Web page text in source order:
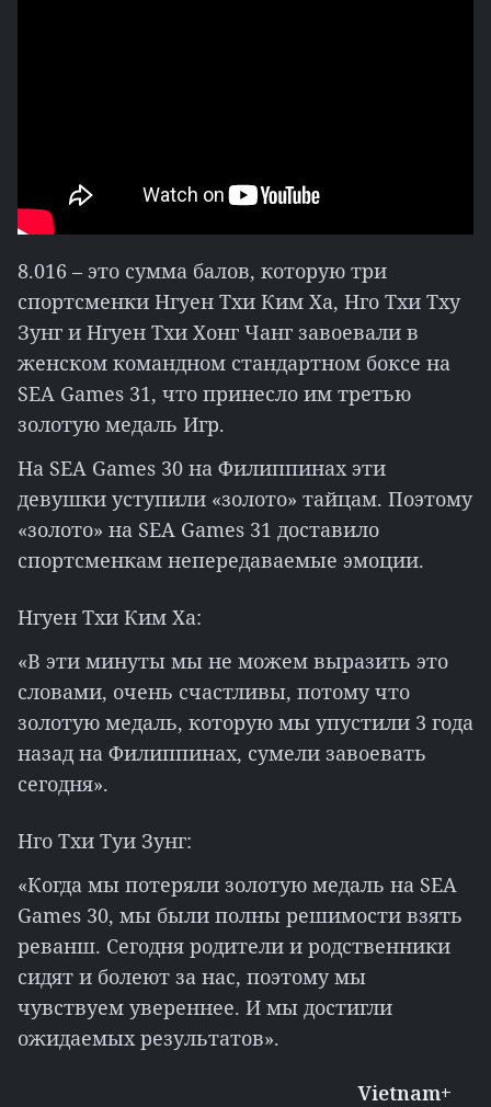
8.016 – это сумма балов, которую три
спортсменки Нгуен Тхи Ким Ха, Нго Тхи Тху
Зунг и Нгуен Тхи Хонг Чанг завоевали в
женском командном стандартном боксе на
SEA Games 31, что принесло им третью
золотую медаль Игр.
На SEA Games 30 на Филиппинах эти
девушки уступили «золото» тайцам. Поэтому
«золото» на SEA Games 31 доставило
спортсменкам непередаваемые эмоции.
Нгуен Тхи Ким Ха:
«В эти минуты мы не можем выразить это
словами, очень счастливы, потому что
золотую медаль, которую мы упустили 3 года
назад на Филиппинах, сумели завоевать
сегодня».
Нго Тхи Туи Зунг:
«Когда мы потеряли золотую медаль на SEA
Games 30, мы были полны решимости взять
реванш. Сегодня родители и родственники
сидят и болеют за нас, поэтому мы
чувствуем увереннее. И мы достигли
ожидаемых результатов».
Vietnam+